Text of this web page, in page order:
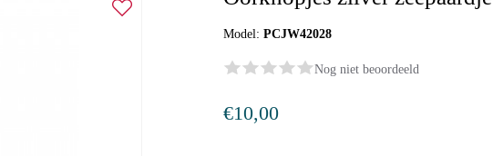
Model:PCJW42028
Nog niet beoordeeld
€10,00